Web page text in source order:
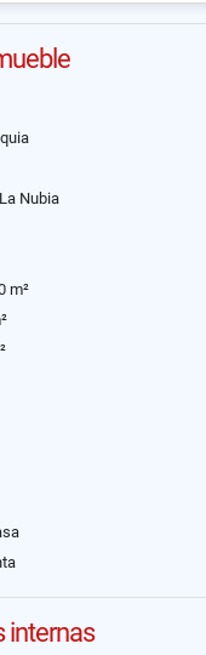
Nubia
m²
internas